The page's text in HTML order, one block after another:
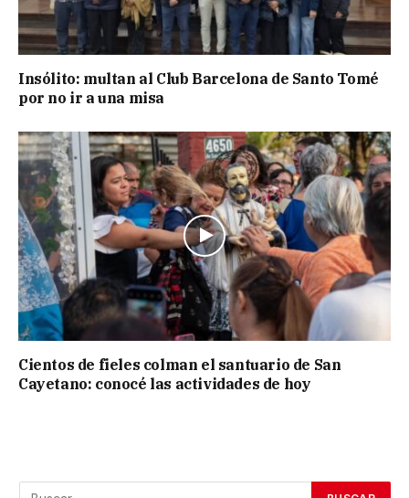
Insólito: multan al Club Barcelona de Santo Tomé
por no ir a una misa
Cientos de fieles colman el santuario de San
Cayetano: conocé las actividades de hoy